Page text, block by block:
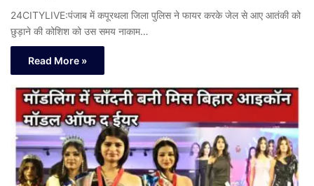
24CITYLIVE:पंजाब में कपूरथला जिला पुलिस ने फायर करके जेल से आए आतंकी को
छुड़ाने की कोशिश को उस समय नाकाम…
Read More »